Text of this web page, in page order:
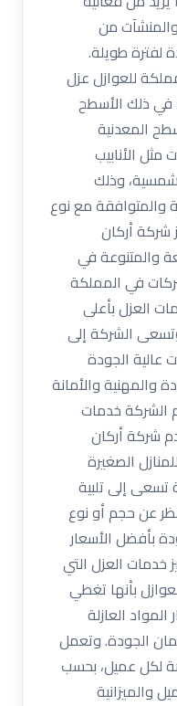
من
لفترة طويلة.
للعوازل عزل
في ذلك الأسطح
المعدنية
الأنابيب
وذلك
والمتوافقة مع نوع
شركة أركان
والمتنوعة في
في المملكة
العزل بأعلى
الشركة إلى
عالية الجودة
والمهنية والأمانة
خدمات
شركة أركان
الصغيرة
تسعى إلى تلبية
عن حجم أو نوع
بأفضل الأسعار
خدمات العزل التي
بأنها تغطي
العازلة
الجودة. وتعمل
لكل عميل، بحسب
والميزانية